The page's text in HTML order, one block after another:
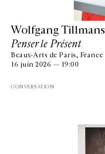
Wolfgang Tillmans
Penser le Présent
Beaux-Arts de Paris, France
16 juin 2026 — 19:00
CONVERSATION